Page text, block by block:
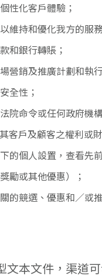
性化客戶體驗；
維持和優化我方的服
和銀行轉賬；
營銷及推廣計劃和執
全性；
院命令或任何政府機
客戶及顧客之權利或財
的個人設置，查看先
勵或其他優惠）；
的競選、優惠和／或
文本文件，渠道